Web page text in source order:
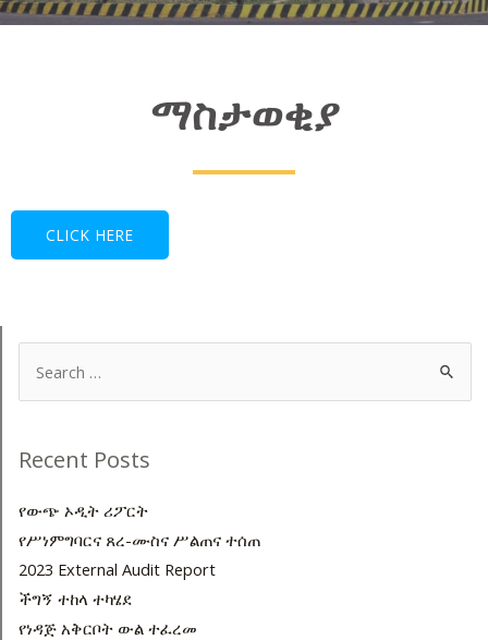
ማስታወቂያ
CLICK HERE
Search
for:
Recent Posts
የውጭ ኦዲት ሪፖርት
የሥነምግባርና ጸረ-ሙስና ሥልጠና ተሰጠ
2023 External Audit Report
ችግኝ ተከላ ተካሄደ
የነዳጅ አቅርቦት ውል ተፈረመ